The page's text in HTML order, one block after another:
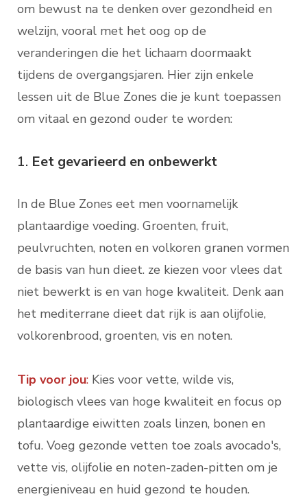
om bewust na te denken over gezondheid en
welzijn, vooral met het oog op de
veranderingen die het lichaam doormaakt
tijdens de overgangsjaren. Hier zijn enkele
lessen uit de Blue Zones die je kunt toepassen
om vitaal en gezond ouder te worden:
1. Eet gevarieerd en onbewerkt
In de Blue Zones eet men voornamelijk
plantaardige voeding. Groenten, fruit,
peulvruchten, noten en volkoren granen vormen
de basis van hun dieet. ze kiezen voor vlees dat
niet bewerkt is en van hoge kwaliteit. Denk aan
het mediterrane dieet dat rijk is aan olijfolie,
volkorenbrood, groenten, vis en noten.
Tip voor jou: Kies voor vette, wilde vis,
biologisch vlees van hoge kwaliteit en focus op
plantaardige eiwitten zoals linzen, bonen en
tofu. Voeg gezonde vetten toe zoals avocado's,
vette vis, olijfolie en noten-zaden-pitten om je
energieniveau en huid gezond te houden.